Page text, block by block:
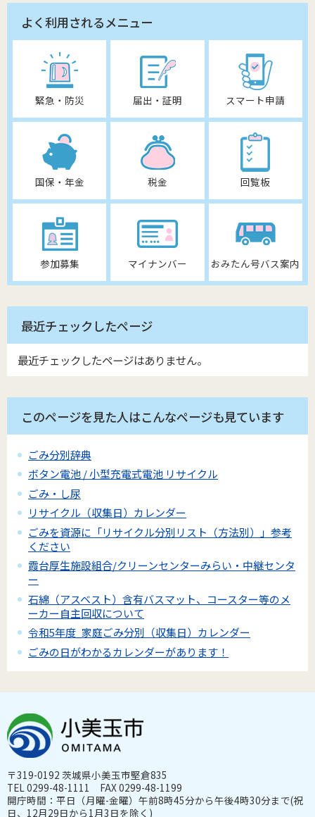
よく利用されるメニュー
緊急・防災 届出・証明 スマート申請
国保・年金 税金 回覧板
参加募集 マイナンバー おみたん号バス案内
最近チェックしたページ
最近チェックしたページはありません。
このページを見た人はこんなページも見ています
ごみ分別辞典
ボタン電池 / 小型充電式電池 リサイクル
ごみ・し尿
リサイクル（収集日）カレンダー
ごみを資源に「リサイクル分別リスト（方法別）」参考
ください
霞台厚生施設組合/クリーンセンターみらい・中継センタ
ー
石綿（アスベスト）含有バスマット、コースター等のメ
ーカー自主回収について
令和5年度_家庭ごみ分別（収集日）カレンダー
ごみの日がわかるカレンダーがあります！
〒319-0192 茨城県小美玉市堅倉835
TEL 0299-48-1111 FAX 0299-48-1199
開庁時間：平日（月曜-金曜）午前8時45分から午後4時30分まで(祝
日、12月29日から1月3日を除く)